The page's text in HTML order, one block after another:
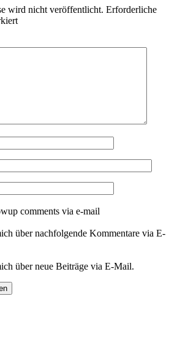
wird nicht veröffentlicht. Erforderliche
comments via e-mail
über nachfolgende Kommentare via E-
über neue Beiträge via E-Mail.